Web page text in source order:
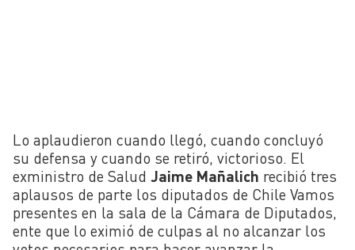
Lo aplaudieron cuando llegó, cuando concluyó
su defensa y cuando se retiró, victorioso. El
exministro de Salud Jaime Mañalich recibió tres
aplausos de parte los diputados de Chile Vamos
presentes en la sala de la Cámara de Diputados,
ente que lo eximió de culpas al no alcanzar los